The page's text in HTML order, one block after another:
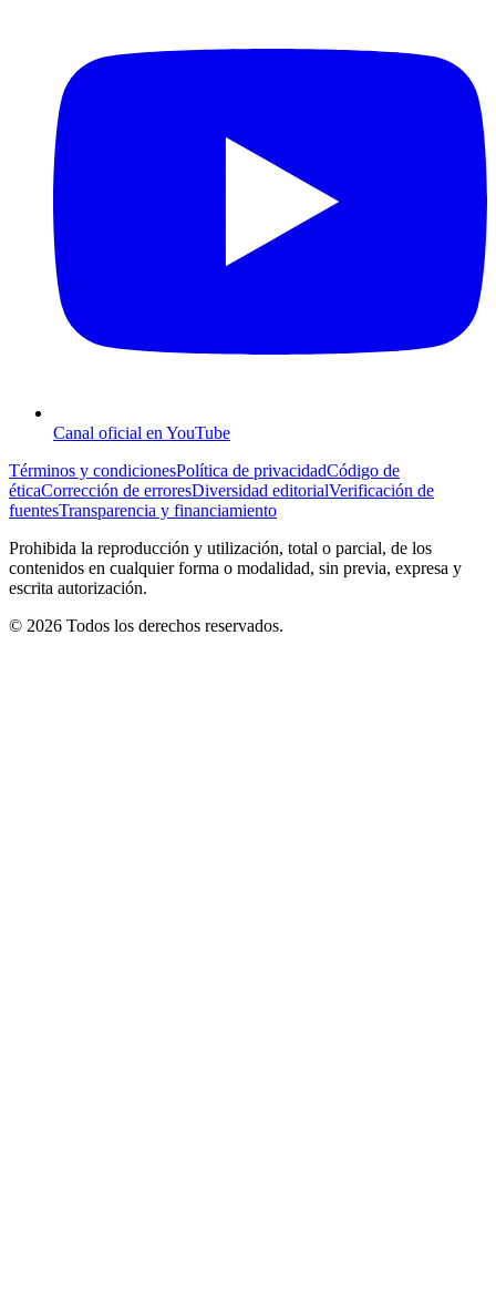
Canal oficial en YouTube
Términos y condicionesPolítica de privacidadCódigo de
éticaCorrección de erroresDiversidad editorialVerificación de
fuentesTransparencia y financiamiento
Prohibida la reproducción y utilización, total o parcial, de los
contenidos en cualquier forma o modalidad, sin previa, expresa y
escrita autorización.
© 2026 Todos los derechos reservados.